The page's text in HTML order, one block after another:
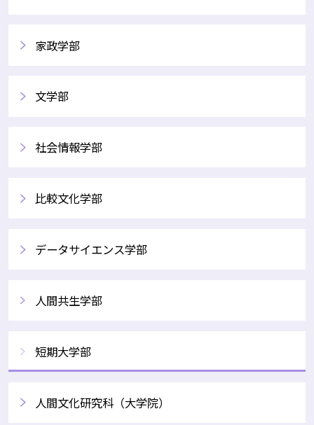
家政学部
文学部
社会情報学部
比較文化学部
データサイエンス学部
人間共生学部
短期大学部
人間文化研究科（大学院）